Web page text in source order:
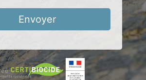
Envoyer